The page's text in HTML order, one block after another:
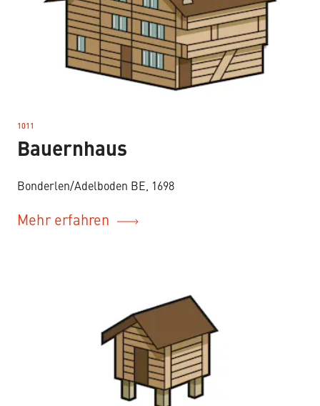
1011
–
Bauernhaus
Bonderlen/Adelboden BE, 1698
Mehr erfahren